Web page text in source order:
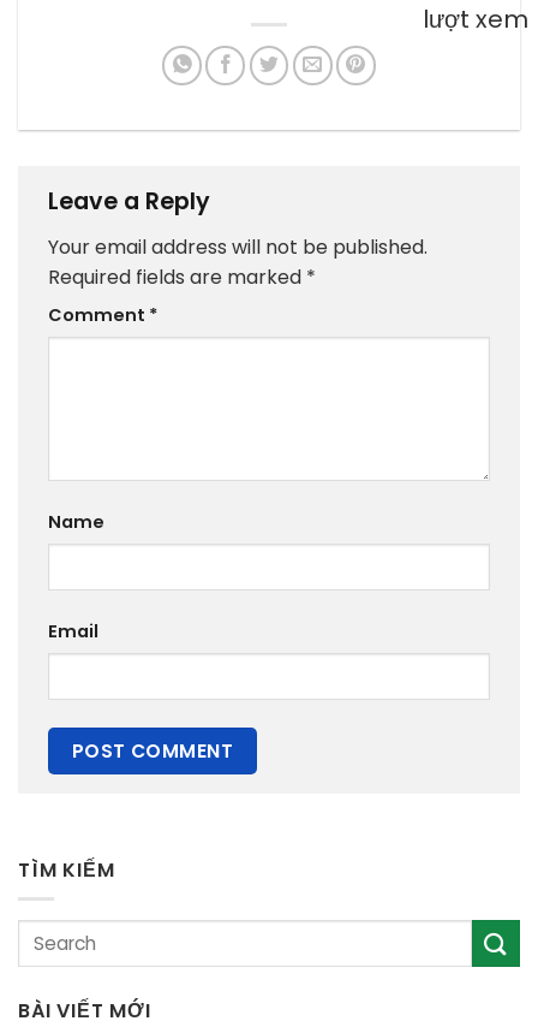
lượt xem
Leave a Reply
Your email address will not be published.
Required fields are marked *
Comment *
Name
Email
TÌM KIẾM
BÀI VIẾT MỚI